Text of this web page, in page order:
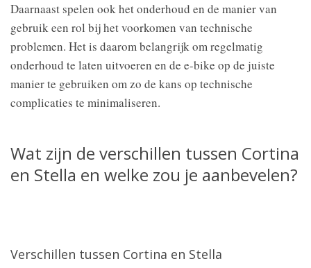
Daarnaast spelen ook het onderhoud en de manier van
gebruik een rol bij het voorkomen van technische
problemen. Het is daarom belangrijk om regelmatig
onderhoud te laten uitvoeren en de e-bike op de juiste
manier te gebruiken om zo de kans op technische
complicaties te minimaliseren.
Wat zijn de verschillen tussen Cortina
en Stella en welke zou je aanbevelen?
Verschillen tussen Cortina en Stella